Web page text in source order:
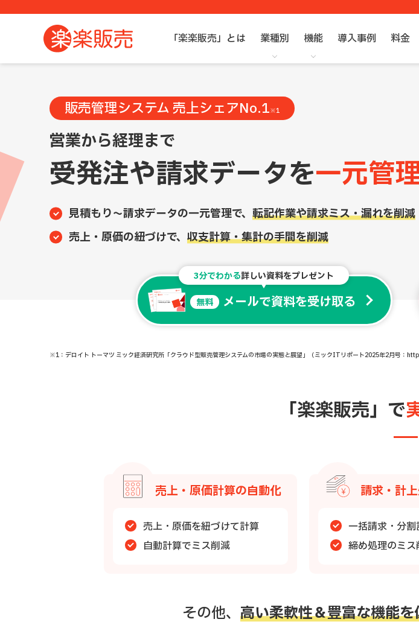
「楽楽販売」とは 業種別 機能 導入事例 料金
販売管理システム 売上シェアNo.1※1
営業から経理まで
受発注や請求データを一元管
見積もり～請求データの一元管理で、 転記作業や請求ミス・漏れを削減
売上・原価の紐づけで、 収支計算・集計の手間を削減
3分でわかる詳しい資料をプレゼント
無料 メールで資料を受け取る
※1：デロイト トーマツ ミック経済研究所「クラウド型販売管理システムの市場の実態と展望」（ミックITリポート2025年2月号
「楽楽販売」で
売上・原価計算の自動化
売上・原価を紐づけて計算
自動計算でミス削減
請求・計
一括請求・分
締め処理のミス
その他、 高い柔軟性＆豊富な機能を